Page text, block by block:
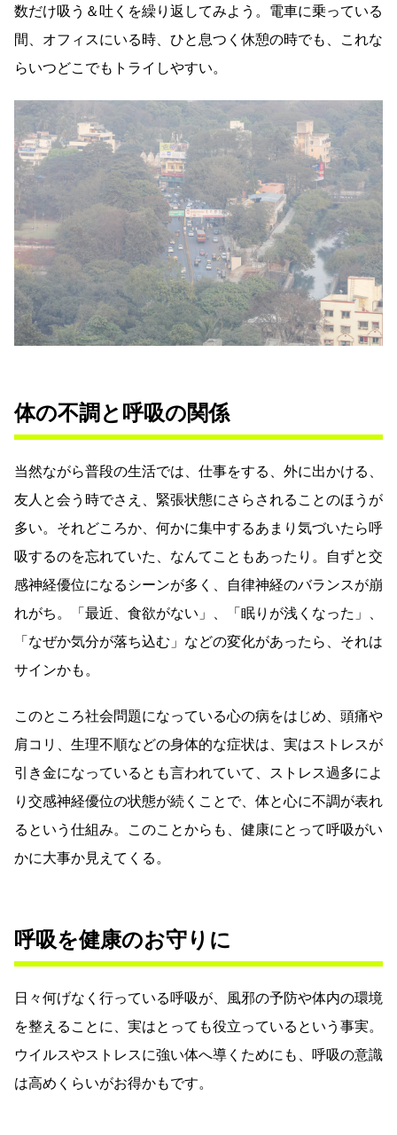
数だけ吸う＆吐くを繰り返してみよう。電車に乗っている
間、オフィスにいる時、ひと息つく休憩の時でも、これな
らいつどこでもトライしやすい。
体の不調と呼吸の関係
当然ながら普段の生活では、仕事をする、外に出かける、
友人と会う時でさえ、緊張状態にさらされることのほうが
多い。それどころか、何かに集中するあまり気づいたら呼
吸するのを忘れていた、なんてこともあったり。自ずと交
感神経優位になるシーンが多く、自律神経のバランスが崩
れがち。「最近、食欲がない」、「眠りが浅くなった」、
「なぜか気分が落ち込む」などの変化があったら、それは
サインかも。
このところ社会問題になっている心の病をはじめ、頭痛や
肩コリ、生理不順などの身体的な症状は、実はストレスが
引き金になっているとも言われていて、ストレス過多によ
り交感神経優位の状態が続くことで、体と心に不調が表れ
るという仕組み。このことからも、健康にとって呼吸がい
かに大事か見えてくる。
呼吸を健康のお守りに
日々何げなく行っている呼吸が、風邪の予防や体内の環境
を整えることに、実はとっても役立っているという事実。
ウイルスやストレスに強い体へ導くためにも、呼吸の意識
は高めくらいがお得かもです。